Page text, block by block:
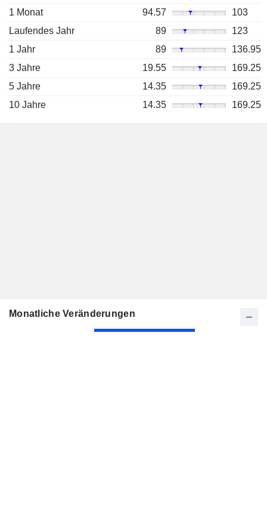
1 Monat
94.57
103
Laufendes Jahr
89
123
1 Jahr
89
136.95
3 Jahre
19.55
169.25
5 Jahre
14.35
169.25
10 Jahre
14.35 169.25
Monatliche Veränderungen